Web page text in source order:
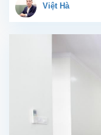
Việt Hà